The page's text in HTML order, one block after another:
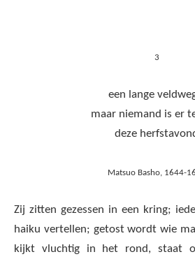
3
een lange
maar niemand is er
deze
Matsuo Basho, 1644-
Zij zitten gezessen in een kring;
haiku vertellen; getost wordt wie
kijkt vluchtig in het rond, staat